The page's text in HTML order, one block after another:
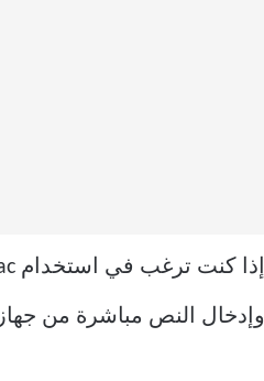
وإدخال النص مباشرة من جهاز Mac الخاص بك. حتى تتمكن من تحقيق أقصى استفادة من iPadOS جنبًا إلى جنب مع macOS.